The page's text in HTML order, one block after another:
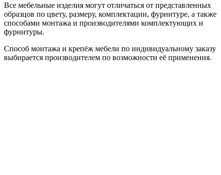
Все мебельные изделия могут отличаться от представленных
образцов по цвету, размеру, комплектации, фурнитуре, а также
способами монтажа и производителями комплектующих и
фурнитуры.
Способ монтажа и крепёж мебели по индивидуальному заказу
выбирается производителем по возможности её применения.